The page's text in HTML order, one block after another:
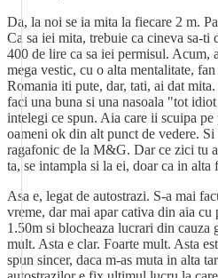
Da, la noi se ia mita la fiecare 2 m.
Ca sa iei mita, trebuie ca cineva sa-ti
400 de lire ca sa iei permisul. Acum,
mega vestic, cu o alta mentalitate,
Romania iti pute, dar, tati, ai dat
faci una buna si una nasoala "tot
intelegi ce spun. Aia care ii scuipa
oameni ok din alt punct de vedere.
ragafonic de la M&G. Dar ce zici tu
ta, se intampla si la ei, doar ca in alta
Asa e, legat de autostrazi. S-a mai
vreme, dar mai apar cativa din aia cu
1.50m si blocheaza lucrari din cauza
mult. Asta e clar. Foarte mult. Asta
spun sincer, daca m-as muta in alta